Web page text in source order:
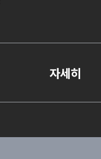
자세히